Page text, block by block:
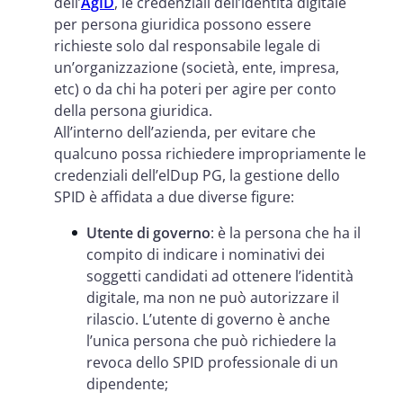
per persona giuridica possono essere
richieste solo dal responsabile legale di
un’organizzazione (società, ente, impresa,
etc) o da chi ha poteri per agire per conto
della persona giuridica.
All’interno dell’azienda, per evitare che
qualcuno possa richiedere impropriamente le
credenziali dell’elDup PG, la gestione dello
SPID è affidata a due diverse figure:
Utente di governo: è la persona che ha il
compito di indicare i nominativi dei
soggetti candidati ad ottenere l’identità
digitale, ma non ne può autorizzare il
rilascio. L’utente di governo è anche
l’unica persona che può richiedere la
revoca dello SPID professionale di un
dipendente;